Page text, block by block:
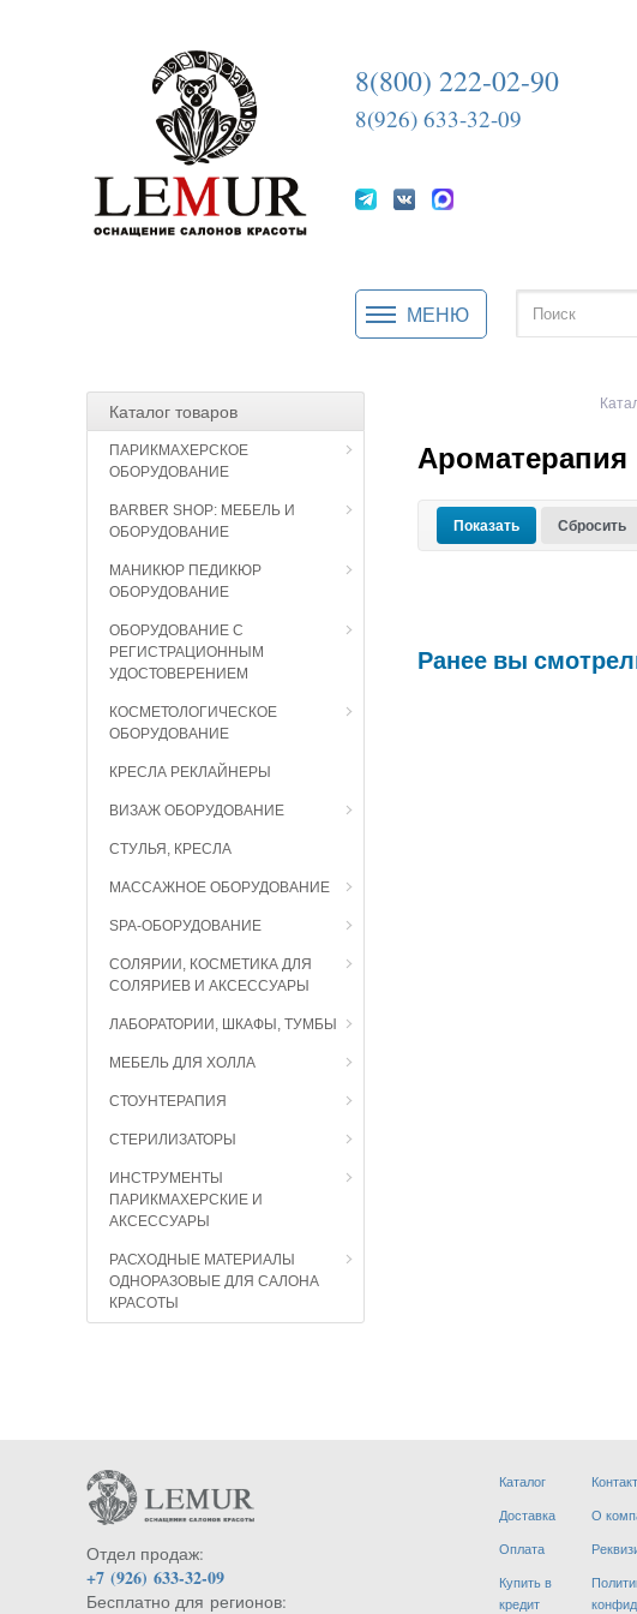
8(800) 222-02-90
8(926) 633-32-09
МЕНЮ
Каталог товаров
ПАРИКМАХЕРСКОЕ
ОБОРУДОВАНИЕ
BARBER SHOP: МЕБЕЛЬ И
ОБОРУДОВАНИЕ
МАНИКЮР ПЕДИКЮР
ОБОРУДОВАНИЕ
ОБОРУДОВАНИЕ С
РЕГИСТРАЦИОННЫМ
УДОСТОВЕРЕНИЕМ
КОСМЕТОЛОГИЧЕСКОЕ
ОБОРУДОВАНИЕ
КРЕСЛА РЕКЛАЙНЕРЫ
ВИЗАЖ ОБОРУДОВАНИЕ
СТУЛЬЯ, КРЕСЛА
МАССАЖНОЕ ОБОРУДОВАНИЕ
SPA-ОБОРУДОВАНИЕ
СОЛЯРИИ, КОСМЕТИКА ДЛЯ
СОЛЯРИЕВ И АКСЕССУАРЫ
ЛАБОРАТОРИИ, ШКАФЫ, ТУМБЫ
МЕБЕЛЬ ДЛЯ ХОЛЛА
СТОУНТЕРАПИЯ
СТЕРИЛИЗАТОРЫ
ИНСТРУМЕНТЫ
ПАРИКМАХЕРСКИЕ И
АКСЕССУАРЫ
РАСХОДНЫЕ МАТЕРИАЛЫ
ОДНОРАЗОВЫЕ ДЛЯ САЛОНА
КРАСОТЫ
Ароматерапия
Ранее вы
Отдел продаж:
+7 (926) 633-32-09
Бесплатно для регионов:
Каталог
Доставка
Оплата
Купить в
кредит
О